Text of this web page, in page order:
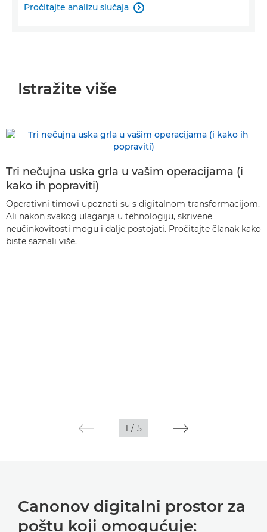
Pročitajte analizu slučaja 
Istražite više
Tri nečujna uska grla u vašim operacijama (i
kako ih popraviti)
Operativni timovi upoznati su s digitalnom transformacijom.
Ali nakon svakog ulaganja u tehnologiju, skrivene
neučinkovitosti mogu i dalje postojati. Pročitajte članak kako
biste saznali više.
1 / 5
Canonov digitalni prostor za
poštu koji omogućuje: